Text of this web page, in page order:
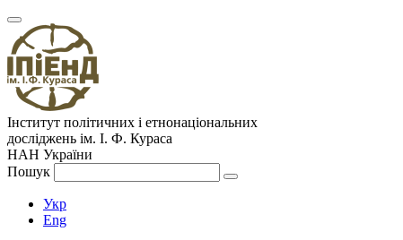
Інститут політичних і етнонаціональних
досліджень ім. І. Ф. Кураса
НАН України
Пошук
Укр
Eng